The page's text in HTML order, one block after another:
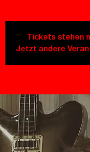
Tickets stehen
Jetzt andere